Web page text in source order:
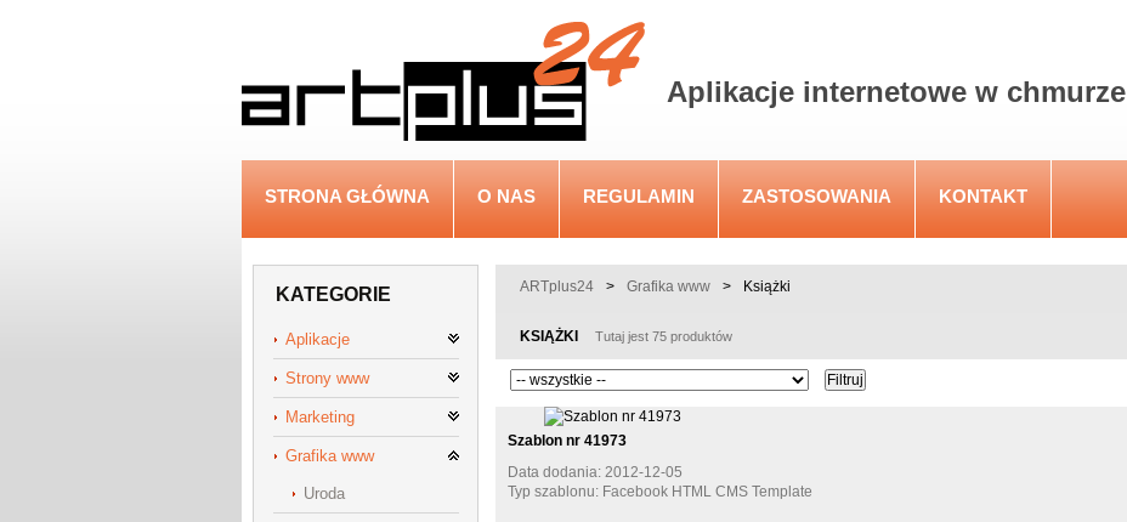
Aplikacje internetowe w chmurze
STRONA GŁÓWNA O NAS REGULAMIN ZASTOSOWANIA KONTAKT
KATEGORIE
Aplikacje
Strony www
Marketing
Grafika www
Uroda
ARTplus24 > Grafika www > Książki
KSIĄŻKI Tutaj jest 75 produktów
Szablon nr 41973
Data dodania: 2012-12-05
Typ szablonu: Facebook HTML CMS Template